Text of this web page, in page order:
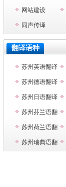
网站建设
同声传译
翻译语种
苏州英语翻译
苏州德语翻译
苏州日语翻译
苏州芬兰语翻
译 苏州荷兰语翻
译 译
苏州瑞典语翻